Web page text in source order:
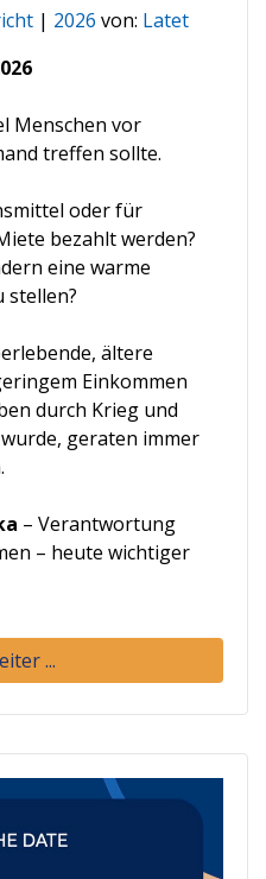
| 2026 von: Latet
Menschen vor
treffen sollte.
oder für
bezahlt werden?
eine warme
stellen?
ältere
Einkommen
durch Krieg und
geraten immer
– Verantwortung
– heute wichtiger
...